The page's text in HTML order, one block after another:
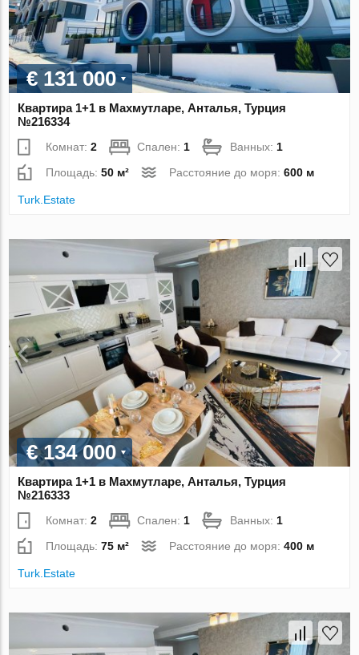
€ 131 000
Квартира 1+1 в Махмутларе, Анталья, Турция
№216334
Комнат:2 Спален: 1 Ванных: 1
Площадь:50 м² Расстояние до моря:600 м
Turk.Estate
€ 134 000
Квартира 1+1 в Махмутларе, Анталья, Турция
№216333
Комнат:2 Спален: 1 Ванных: 1
Площадь:75 м² Расстояние до моря:400 м
Turk.Estate